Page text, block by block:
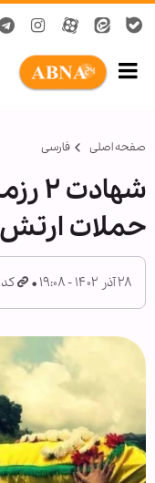
صفحه اصلی فارسی
حملات
۲۸ آذر ۱۴۰۲ - ۱۹:۰۸ کد